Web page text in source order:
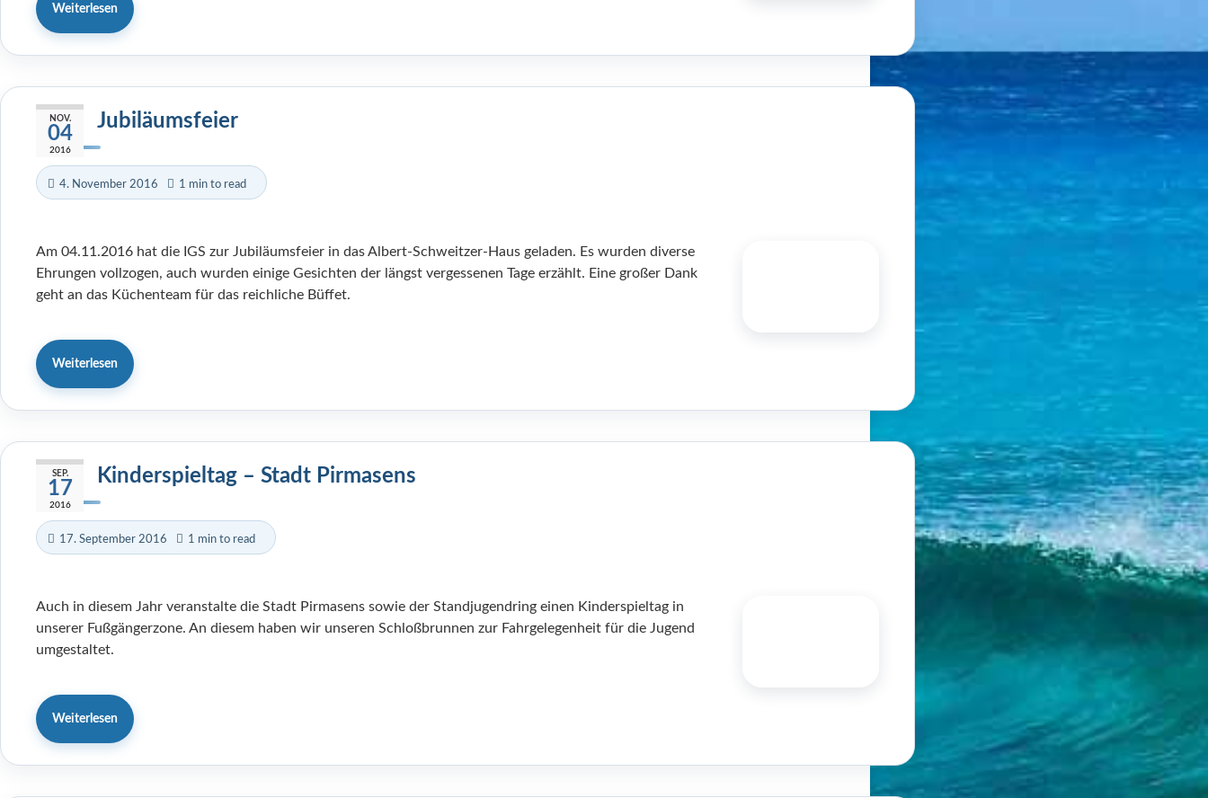
Weiterlesen
NOV.
04
2016
Jubiläumsfeier
4. November 2016 1 min to read
Am 04.11.2016 hat die IGS zur Jubiläumsfeier in das Albert-Schweitzer-Haus geladen. Es wurden diverse
Ehrungen vollzogen, auch wurden einige Gesichten der längst vergessenen Tage erzählt. Eine großer Dank
geht an das Küchenteam für das reichliche Büffet.
Weiterlesen
SEP.
17
2016
Kinderspieltag – Stadt Pirmasens
17. September 2016 1 min to read
Auch in diesem Jahr veranstalte die Stadt Pirmasens sowie der Standjugendring einen Kinderspieltag in
unserer Fußgängerzone. An diesem haben wir unseren Schloßbrunnen zur Fahrgelegenheit für die Jugend
umgestaltet.
Weiterlesen